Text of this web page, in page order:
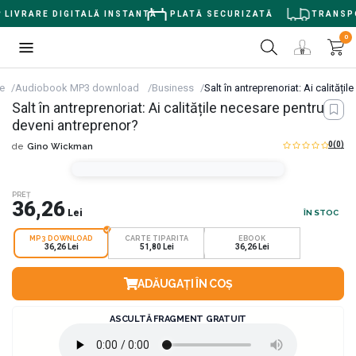
DIGITALĂ INSTANTĂ PLATĂ SECURIZATĂ
0
Audiobook MP3 download Business Salt în antreprenoriat: Ai
Salt în antreprenoriat: Ai calitățile necesare pentru a
deveni antreprenor?
de Gino Wickman 0(0)
PREȚ
36,26 Lei ÎN STOC
MP3 DOWNLOAD
36,26 Lei
CARTE TIPARITA
51,80 Lei
EBOOK
36,26 Lei
ADĂUGAȚI ÎN COȘ
ASCULTĂ FRAGMENT GRATUIT